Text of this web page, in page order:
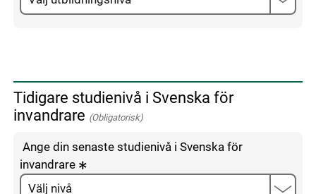
Tidigare studienivå i Svenska för
invandrare (Obligatorisk)
Ange din senaste studienivå i Svenska för
invandrare